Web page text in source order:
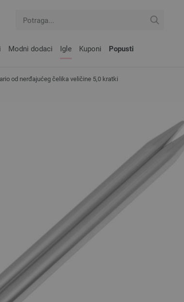
Modni dodaci Igle Kuponi Popusti
od nerđajućeg čelika veličine 5,0 kratki